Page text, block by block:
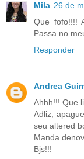
Mila 26 de
Que fofo!!!!
Passa no
Responder
Andrea
Ahhh!!! Que
Adliz,
seu altered
Manda
Bjs!!!